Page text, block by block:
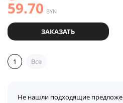
59.70 BYN
ЗАКАЗАТЬ
1 Все
Не нашли подходящие